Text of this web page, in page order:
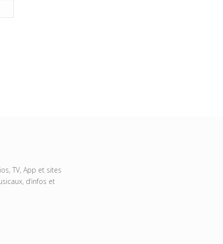
TV, App et sites
d’infos et